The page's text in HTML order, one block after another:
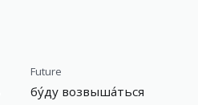
Future
бу́ду возвыша́ться